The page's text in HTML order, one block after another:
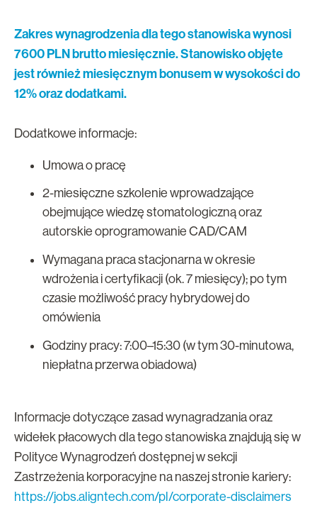
Zakres wynagrodzenia dla tego stanowiska wynosi
7600 PLN brutto miesięcznie. Stanowisko objęte
jest również miesięcznym bonusem w wysokości do
12% oraz dodatkami.
Dodatkowe informacje:
Umowa o pracę
2-miesięczne szkolenie wprowadzające
obejmujące wiedzę stomatologiczną oraz
autorskie oprogramowanie CAD/CAM
Wymagana praca stacjonarna w okresie
wdrożenia i certyfikacji (ok. 7 miesięcy); po tym
czasie możliwość pracy hybrydowej do
omówienia
Godziny pracy: 7:00–15:30 (w tym 30-minutowa,
niepłatna przerwa obiadowa)
Informacje dotyczące zasad wynagradzania oraz
widełek płacowych dla tego stanowiska znajdują się w
Polityce Wynagrodzeń dostępnej w sekcji
Zastrzeżenia korporacyjne na naszej stronie kariery:
https://jobs.aligntech.com/pl/corporate-disclaimers